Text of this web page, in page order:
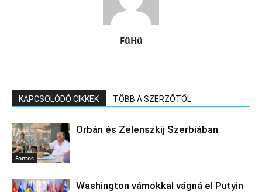
FüHü
KAPCSOLÓDÓ CIKKEK TÖBB A SZERZŐTŐL
Fontos
Orbán és Zelenszkij Szerbiában
Washington vámokkal vágná el Putyin